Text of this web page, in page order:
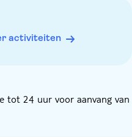
van een Pass Nantes
Geen openbaar vervoer
geldig vanaf de dag dat je je
geruild of
geval van diefstal, verlies
activiteiten
tot 24 uur voor aanvang van